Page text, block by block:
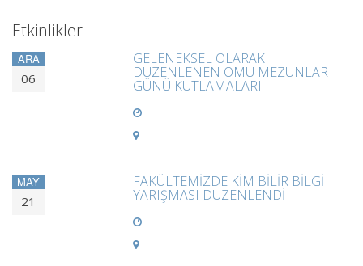
Etkinlikler
ARA
06
GELENEKSEL OLARAK
DÜZENLENEN OMÜ MEZUNLAR
GÜNÜ KUTLAMALARI
MAY
21
FAKÜLTEMİZDE KİM BİLİR BİLGİ
YARIŞMASI DÜZENLENDİ